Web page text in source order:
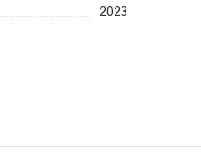
2023